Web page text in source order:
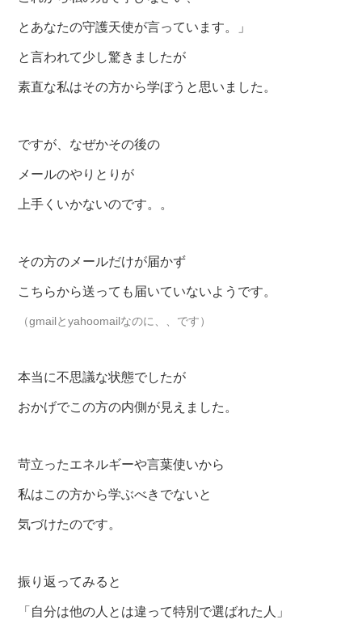
とあなたの守護天使が言っています。」
と言われて少し驚きましたが
素直な私はその方から学ぼうと思いました。
ですが、なぜかその後の
メールのやりとりが
上手くいかないのです。。
その方のメールだけが届かず
こちらから送っても届いていないようです。
（gmailとyahoomailなのに、、です）
本当に不思議な状態でしたが
おかげでこの方の内側が見えました。
苛立ったエネルギーや言葉使いから
私はこの方から学ぶべきでないと
気づけたのです。
振り返ってみると
「自分は他の人とは違って特別で選ばれた人」